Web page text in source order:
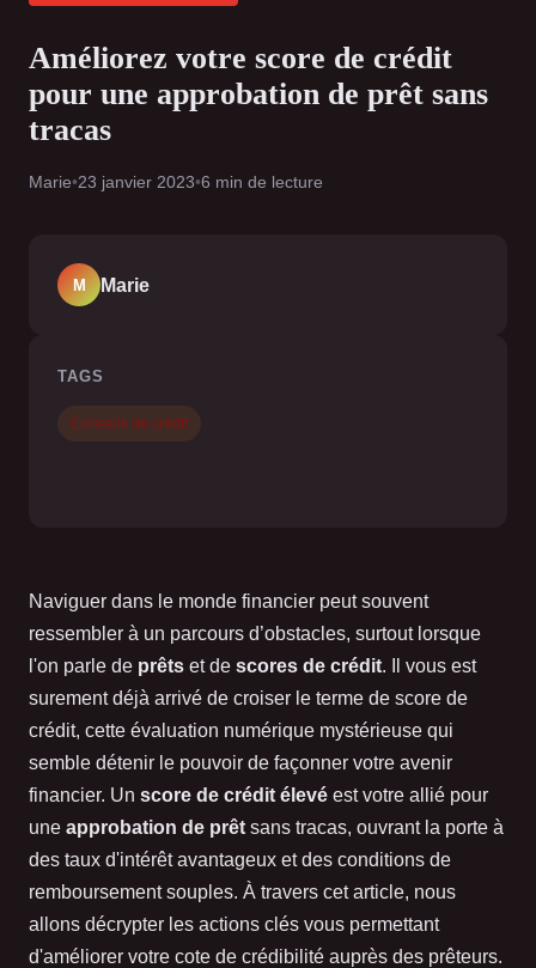
Améliorez votre score de crédit
pour une approbation de prêt sans
tracas
Marie•23 janvier 2023•6 min de lecture
Naviguer dans le monde financier peut souvent
ressembler à un parcours d’obstacles, surtout lorsque
l'on parle de prêts et de scores de crédit. Il vous est
surement déjà arrivé de croiser le terme de score de
crédit, cette évaluation numérique mystérieuse qui
semble détenir le pouvoir de façonner votre avenir
financier. Un score de crédit élevé est votre allié pour
une approbation de prêt sans tracas, ouvrant la porte à
des taux d'intérêt avantageux et des conditions de
remboursement souples. À travers cet article, nous
allons décrypter les actions clés vous permettant
d'améliorer votre cote de crédibilité auprès des prêteurs.
M Marie
TAGS
Conseils de crédit